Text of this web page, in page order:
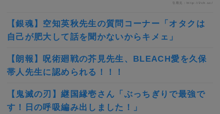
引用元：http://2ch.sc/
【銀魂】空知英秋先生の質問コーナー「オタクは
自己が肥大して話を聞かないからキメェ」
【朗報】呪術廻戦の芥見先生、BLEACH愛を久保
帯人先生に認められる！！！
【鬼滅の刃】継国縁壱さん「ぶっちぎりで最強で
す！日の呼吸編み出しました！」